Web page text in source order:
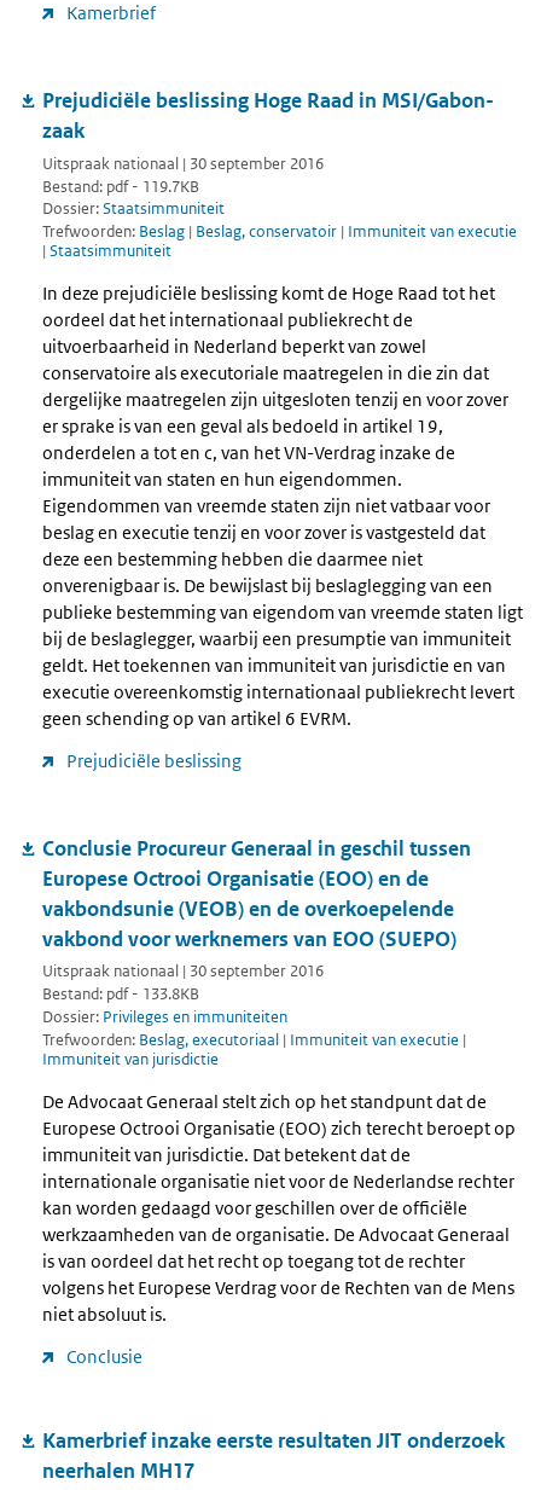
Kamerbrief
Prejudiciële beslissing Hoge Raad in MSI/Gabon-
zaak
Uitspraak nationaal | 30 september 2016
Bestand: pdf - 119.7KB
Dossier:Staatsimmuniteit
Trefwoorden: Beslag | Beslag, conservatoir | Immuniteit van executie
| Staatsimmuniteit
In deze prejudiciële beslissing komt de Hoge Raad tot het
oordeel dat het internationaal publiekrecht de
uitvoerbaarheid in Nederland beperkt van zowel
conservatoire als executoriale maatregelen in die zin dat
dergelijke maatregelen zijn uitgesloten tenzij en voor zover
er sprake is van een geval als bedoeld in artikel 19,
onderdelen a tot en c, van het VN-Verdrag inzake de
immuniteit van staten en hun eigendommen.
Eigendommen van vreemde staten zijn niet vatbaar voor
beslag en executie tenzij en voor zover is vastgesteld dat
deze een bestemming hebben die daarmee niet
onverenigbaar is. De bewijslast bij beslaglegging van een
publieke bestemming van eigendom van vreemde staten ligt
bij de beslaglegger, waarbij een presumptie van immuniteit
geldt. Het toekennen van immuniteit van jurisdictie en van
executie overeenkomstig internationaal publiekrecht levert
geen schending op van artikel 6 EVRM.
Prejudiciële beslissing
Conclusie Procureur Generaal in geschil tussen
Europese Octrooi Organisatie (EOO) en de
vakbondsunie (VEOB) en de overkoepelende
vakbond voor werknemers van EOO (SUEPO)
Uitspraak nationaal | 30 september 2016
Bestand: pdf - 133.8KB
Dossier: Privileges en immuniteiten
Trefwoorden: Beslag, executoriaal | Immuniteit van executie |
Immuniteit van jurisdictie
De Advocaat Generaal stelt zich op het standpunt dat de
Europese Octrooi Organisatie (EOO) zich terecht beroept op
immuniteit van jurisdictie. Dat betekent dat de
internationale organisatie niet voor de Nederlandse rechter
kan worden gedaagd voor geschillen over de officiële
werkzaamheden van de organisatie. De Advocaat Generaal
is van oordeel dat het recht op toegang tot de rechter
volgens het Europese Verdrag voor de Rechten van de Mens
niet absoluut is.
Conclusie
Kamerbrief inzake eerste resultaten JIT onderzoek
neerhalen MH17